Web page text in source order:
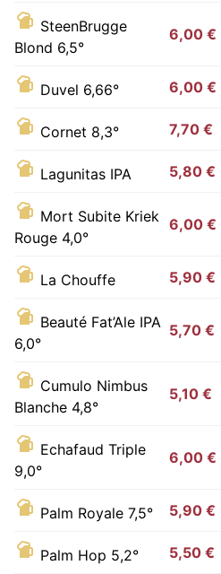
SteenBrugge
Blond 6,5°
6,00 €
Duvel 6,66° 6,00 €
Cornet 8,3° 7,70 €
Lagunitas IPA 5,80 €
Mort Subite Kriek
Rouge 4,0°
6,00 €
La Chouffe 5,90 €
Beauté Fat’Ale IPA
6,0°
5,70 €
Cumulo Nimbus
Blanche 4,8°
5,10 €
Echafaud Triple
9,0°
6,00 €
Palm Royale 7,5° 5,90 €
Palm Hop 5,2° 5,50 €